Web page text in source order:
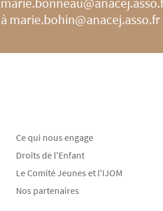
à marie.bohin@anacej.asso.fr
Ce qui nous engage
Droits de l'Enfant
Le Comité Jeunes et l'IJOM
Nos partenaires